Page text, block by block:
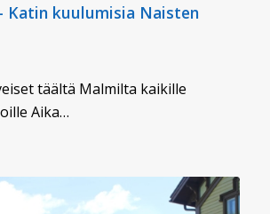
Katin kuulumisia Naisten
täältä Malmilta kaikille
Aika…